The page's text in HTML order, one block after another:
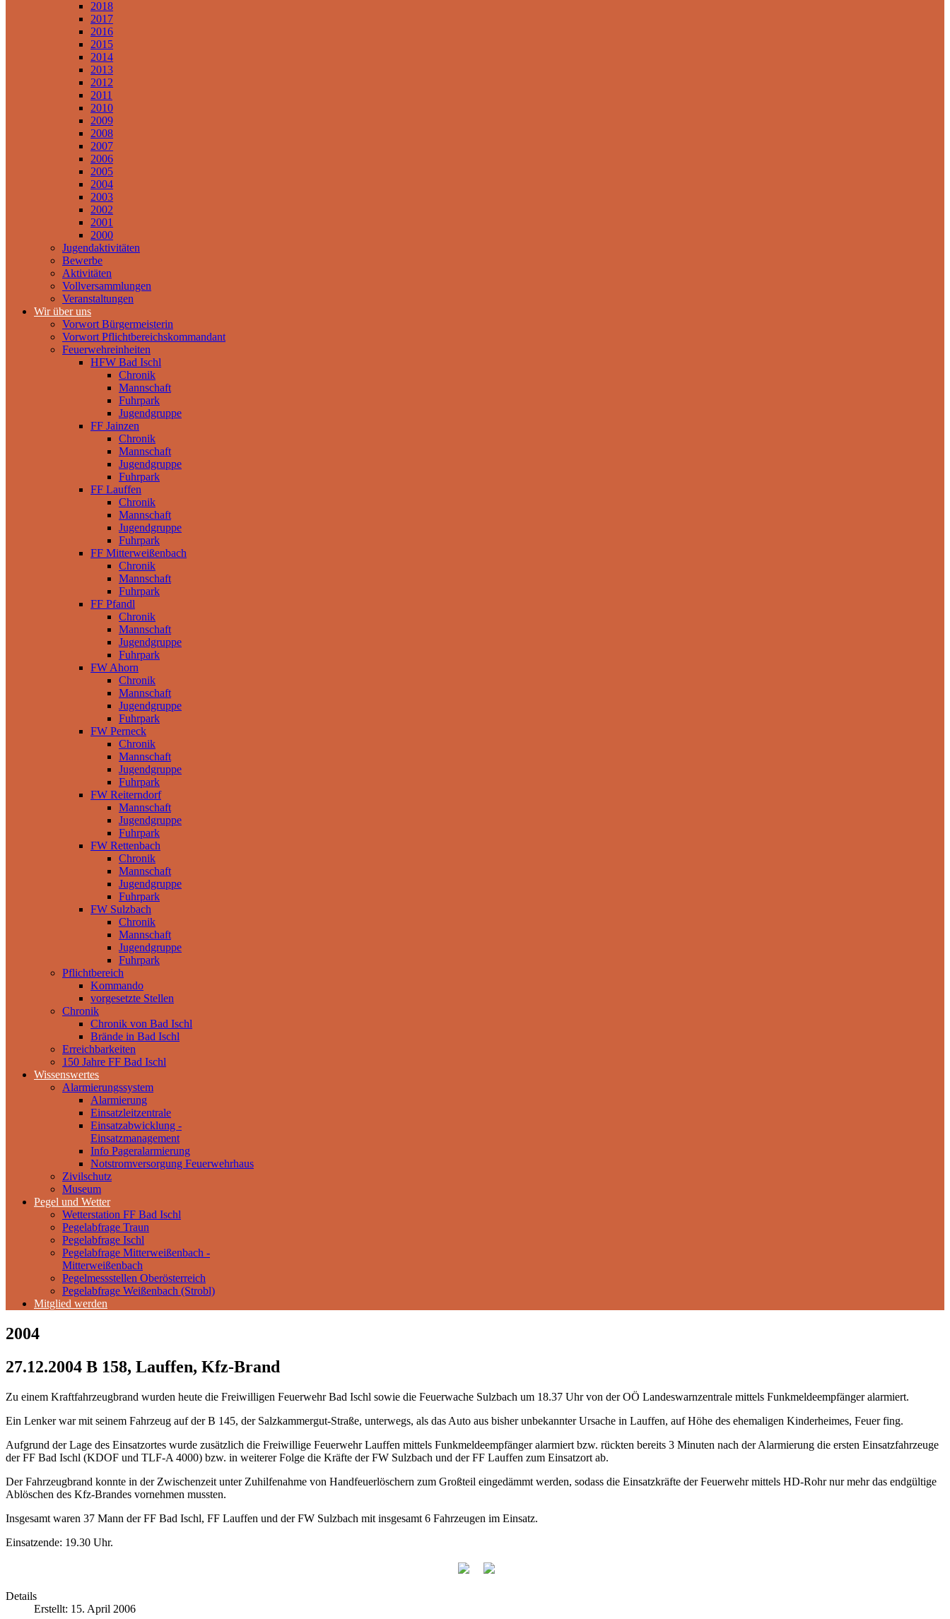
2018
2017
2016
2015
2014
2013
2012
2011
2010
2009
2008
2007
2006
2005
2004
2003
2002
2001
2000
Jugendaktivitäten
Bewerbe
Aktivitäten
Vollversammlungen
Veranstaltungen
Wir über uns
Vorwort Bürgermeisterin
Vorwort Pflichtbereichskommandant
Feuerwehreinheiten
HFW Bad Ischl
Chronik
Mannschaft
Fuhrpark
Jugendgruppe
FF Jainzen
Chronik
Mannschaft
Jugendgruppe
Fuhrpark
FF Lauffen
Chronik
Mannschaft
Jugendgruppe
Fuhrpark
FF Mitterweißenbach
Chronik
Mannschaft
Fuhrpark
FF Pfandl
Chronik
Mannschaft
Jugendgruppe
Fuhrpark
FW Ahorn
Chronik
Mannschaft
Jugendgruppe
Fuhrpark
FW Perneck
Chronik
Mannschaft
Jugendgruppe
Fuhrpark
FW Reiterndorf
Mannschaft
Jugendgruppe
Fuhrpark
FW Rettenbach
Chronik
Mannschaft
Jugendgruppe
Fuhrpark
FW Sulzbach
Chronik
Mannschaft
Jugendgruppe
Fuhrpark
Pflichtbereich
Kommando
vorgesetzte Stellen
Chronik
Chronik von Bad Ischl
Brände in Bad Ischl
Erreichbarkeiten
150 Jahre FF Bad Ischl
Wissenswertes
Alarmierungssystem
Alarmierung
Einsatzleitzentrale
Einsatzabwicklung -
Einsatzmanagement
Info Pageralarmierung
Notstromversorgung Feuerwehrhaus
Zivilschutz
Museum
Pegel und Wetter
Wetterstation FF Bad Ischl
Pegelabfrage Traun
Pegelabfrage Ischl
Pegelabfrage Mitterweißenbach -
Mitterweißenbach
Pegelmessstellen Oberösterreich
Pegelabfrage Weißenbach (Strobl)
Mitglied werden
2004
27.12.2004 B 158, Lauffen, Kfz-Brand
Zu einem Kraftfahrzeugbrand wurden heute die Freiwilligen Feuerwehr Bad Ischl sowie die Feuerwache Sulzbach um 18.37 Uhr von der OÖ Landeswarnzentrale mittels Funkmeldeempfänger alarmiert.
Ein Lenker war mit seinem Fahrzeug auf der B 145, der Salzkammergut-Straße, unterwegs, als das Auto aus bisher unbekannter Ursache in Lauffen, auf Höhe des ehemaligen Kinderheimes, Feuer fing.
Aufgrund der Lage des Einsatzortes wurde zusätzlich die Freiwillige Feuerwehr Lauffen mittels Funkmeldeempfänger alarmiert bzw. rückten bereits 3 Minuten nach der Alarmierung die ersten Einsatzfahrzeuge
derFF Bad Ischl (KDOF und TLF-A 4000) bzw. in weiterer Folge die Kräfte derFW Sulzbach und derFF Lauffen zum Einsatzort ab.
Der Fahrzeugbrand konnte in der Zwischenzeit unter Zuhilfenahme von Handfeuerlöschern zum Großteil eingedämmt werden, sodass die Einsatzkräfte der Feuerwehr mittels HD-Rohr nur mehr das endgültige
Ablöschen des Kfz-Brandes vornehmen mussten.
Insgesamt waren 37 Mann derFF Bad Ischl, FF Lauffen und derFW Sulzbach mit insgesamt 6 Fahrzeugen im Einsatz.
Einsatzende: 19.30 Uhr.
Details
Erstellt: 15. April 2006